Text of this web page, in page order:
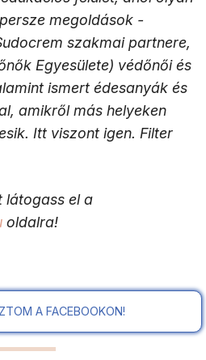
megoldások -
szakmai partnere,
Egyesülete) védőnői és
ismert édesanyák és
amikről más helyeken
Itt viszont igen. Filter
látogass el a
oldalra!
A FACEBOOKON!